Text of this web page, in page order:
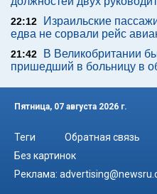
22:12
Израильские
едва не сорвали рейс
21:42
В Великобритании
пришедший в больницу в
Пятница, 07 августа 2026 г.
Теги Обратная связь
Без картинок
Реклама: